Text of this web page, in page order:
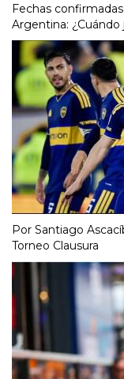
Fechas
Argentina:
Por Santiago
Torneo Clausura